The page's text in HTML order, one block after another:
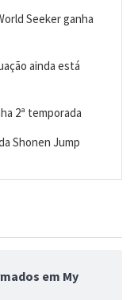
Seeker ganha
ainda está
2ª temporada
Shonen Jump
em My